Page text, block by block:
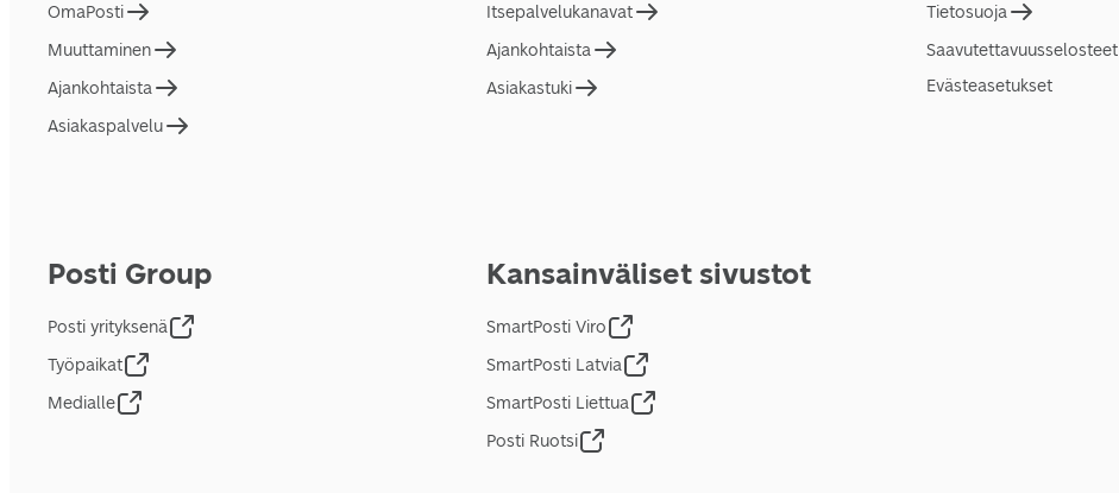
OmaPosti
Muuttaminen
Ajankohtaista
Asiakaspalvelu
Itsepalvelukanavat
Ajankohtaista
Asiakastuki
Tietosuoja
Saavutettavuusselosteet
Evästeasetukset
Posti Group
Posti yrityksenä
Työpaikat
Medialle
Kansainväliset sivustot
SmartPosti Viro
SmartPosti Latvia
SmartPosti Liettua
Posti Ruotsi